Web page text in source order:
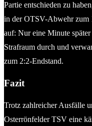
Partie entschieden zu
in der OTSV-Abwehr zum
auf: Nur eine Minute
Strafraum durch und
zum 2:2-Endstand.
Fazit
Trotz zahlreicher Ausfälle
Osterrönfelder TSV eine